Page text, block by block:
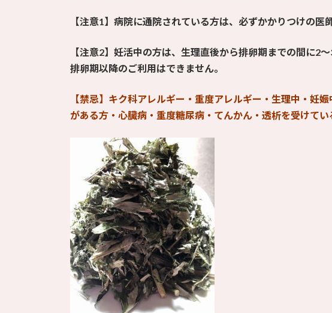
【注意1】病院に通院されている方は、必ずかかりつけの医
【注意2】妊活中の方は、生理直後から排卵期までの間に2
排卵期以降のご利用はできません。
【禁忌】キク科アレルギー・重度アレルギー・生理中・妊
がある方・心臓病・重度糖尿病・てんかん・透析を受けてい